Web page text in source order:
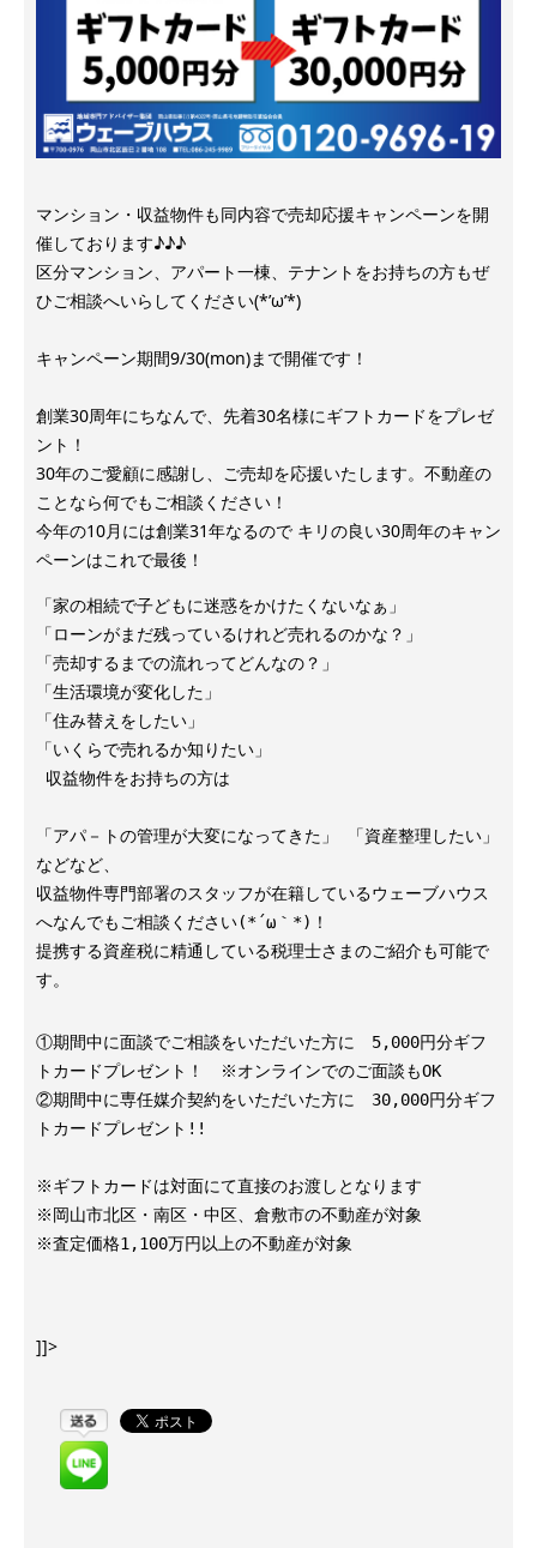
マンション・収益物件も同内容で売却応援キャンペーンを開
催しております♪♪♪
区分マンション、アパート一棟、テナントをお持ちの方もぜ
ひご相談へいらしてください(*’ω’*)
キャンペーン期間9/30(mon)まで開催です！
創業30周年にちなんで、先着30名様にギフトカードをプレゼ
ント！
30年のご愛顧に感謝し、ご売却を応援いたします。不動産の
ことなら何でもご相談ください！
今年の10月には創業31年なるので キリの良い30周年のキャン
ペーンはこれで最後！
「家の相続で子どもに迷惑をかけたくないなぁ」
「ローンがまだ残っているけれど売れるのかな？」
「売却するまでの流れってどんなの？」
「生活環境が変化した」
「住み替えをしたい」
「いくらで売れるか知りたい」
収益物件をお持ちの方は
「アパ－トの管理が大変になってきた」 「資産整理したい」
などなど、
収益物件専門部署のスタッフが在籍しているウェーブハウス
へなんでもご相談ください(*´ω｀*)！
提携する資産税に精通している税理士さまのご紹介も可能で
す。
①期間中に面談でご相談をいただいた方に　5,000円分ギフ
トカードプレゼント！　※オンラインでのご面談もOK
②期間中に専任媒介契約をいただいた方に　30,000円分ギフ
トカードプレゼント!!
※ギフトカードは対面にて直接のお渡しとなります
※岡山市北区・南区・中区、倉敷市の不動産が対象
※査定価格1,100万円以上の不動産が対象
]]>